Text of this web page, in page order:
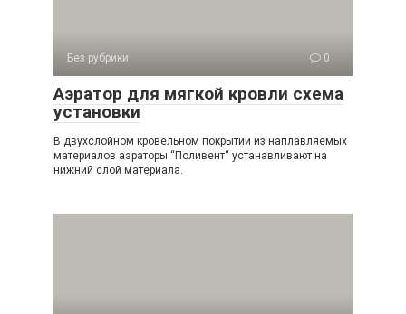
Без рубрики 0
Аэратор для мягкой кровли схема
установки
В двухслойном кровельном покрытии из наплавляемых
материалов аэраторы “Поливент“ устанавливают на
нижний слой материала.